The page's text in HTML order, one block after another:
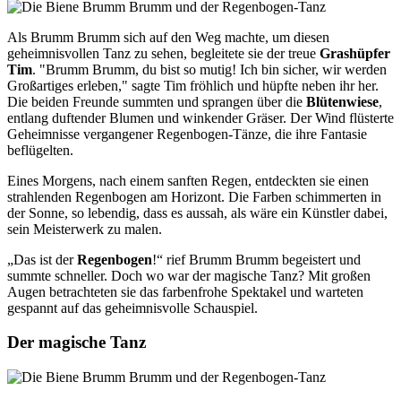
Als Brumm Brumm sich auf den Weg machte, um diesen
geheimnisvollen Tanz zu sehen, begleitete sie der treue Grashüpfer
Tim. "Brumm Brumm, du bist so mutig! Ich bin sicher, wir werden
Großartiges erleben," sagte Tim fröhlich und hüpfte neben ihr her.
Die beiden Freunde summten und sprangen über die Blütenwiese,
entlang duftender Blumen und winkender Gräser. Der Wind flüsterte
Geheimnisse vergangener Regenbogen-Tänze, die ihre Fantasie
beflügelten.
Eines Morgens, nach einem sanften Regen, entdeckten sie einen
strahlenden Regenbogen am Horizont. Die Farben schimmerten in
der Sonne, so lebendig, dass es aussah, als wäre ein Künstler dabei,
sein Meisterwerk zu malen.
„Das ist derRegenbogen!“ rief Brumm Brumm begeistert und
summte schneller. Doch wo war der magische Tanz? Mit großen
Augen betrachteten sie das farbenfrohe Spektakel und warteten
gespannt auf das geheimnisvolle Schauspiel.
Der magische Tanz